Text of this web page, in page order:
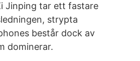
Jinping tar ett fastare
strypta
består dock av
dominerar.